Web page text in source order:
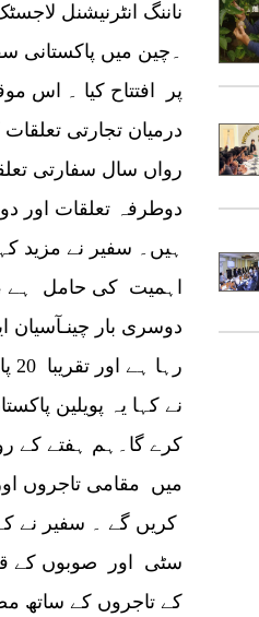
ناننگ انٹرنیشنل
۔چین میں پاکستانی
پر افتتاح کیا ۔ اس
درمیان تجارتی
دوطرفہ تعلقات اور
ہیں۔ سفیر نے مزید
اہمیت کی حامل ہے
دوسری بار
نے کہا یہ پویلین
کرے گا۔ہم ہفتے کے
میں مقامی تاجروں
کریں گے ۔ سفیر نے
سٹی اور صوبوں کے
کے تاجروں کے ساتھ